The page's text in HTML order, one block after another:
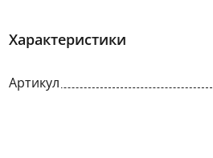
Характеристики
Артикул